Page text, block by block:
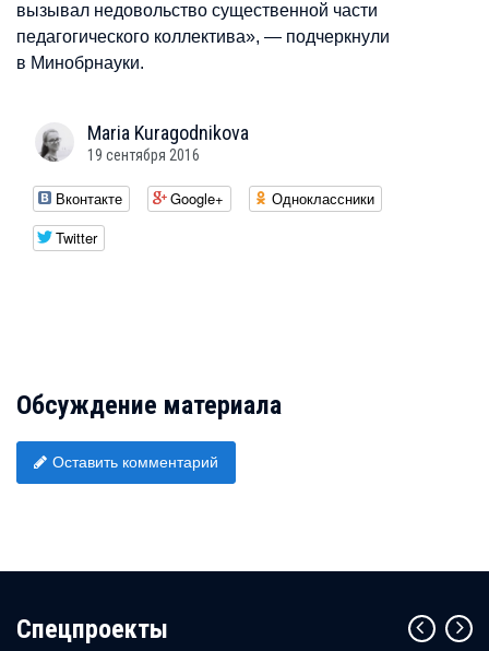
вызывал недовольство существенной части
педагогического коллектива», — подчеркнули
в Минобрнауки.
Maria Kuragodnikova
19 сентября 2016
Вконтакте Google+
Одноклассники
Twitter
Обсуждение материала
Оставить комментарий
Cпецпроекты